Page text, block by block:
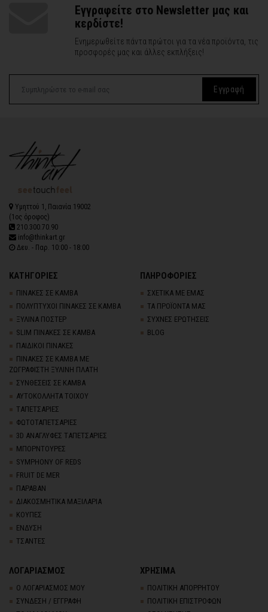
Εγγραφείτε στο Newsletter μας και
κερδίστε!
Ενημερωθείτε πάντα πρώτοι για τα νέα προϊόντα, τις
προσφορές μας και άλλες εκπλήξεις!
Εγγραφή
Υμηττού 1, Παιανία 19002
(1ος όροφος)
210.300.70.90
info@thinkart.gr
Δευ. - Παρ. 10:00 - 18:00
ΚΑΤΗΓΟΡΙΕΣ
ΠΙΝΑΚΕΣ ΣΕ ΚΑΜΒΑ
ΠΟΛΥΠΤΥΧΟΙ ΠΙΝΑΚΕΣ ΣΕ ΚΑΜΒΑ
ΞΥΛΙΝΑ ΠΟΣΤΕΡ
SLIM ΠΙΝΑΚΕΣ ΣΕ ΚΑΜΒΑ
ΠΑΙΔΙΚΟΙ ΠΙΝΑΚΕΣ
ΠΙΝΑΚΕΣ ΣΕ ΚΑΜΒΑ ΜΕ
ΖΩΓΡΑΦΙΣΤΗ ΞΥΛΙΝΗ ΠΛΑΤΗ
ΣΥΝΘΕΣΕΙΣ ΣΕ ΚΑΜΒΑ
ΑΥΤΟΚΟΛΛΗΤΑ ΤΟΙΧΟΥ
TΑΠΕΤΣΑΡΙΕΣ
ΦΩΤΟΤΑΠΕΤΣΑΡΙΕΣ
3D AΝΑΓΛΥΦΕΣ TΑΠΕΤΣΑΡΙΕΣ
ΜΠΟΡΝΤΟΥΡΕΣ
SYMPHONY OF REDS
FRUIT DE MER
ΠΑΡΑΒΑΝ
ΔΙΑΚΟΣΜΗΤΙΚΑ ΜΑΞΙΛΑΡΙΑ
ΚΟΥΠΕΣ
ΕΝΔΥΣΗ
ΤΣΑΝΤΕΣ
ΠΛΗΡΟΦΟΡΙΕΣ
ΣΧΕΤΙΚΑ ΜΕ ΕΜΑΣ
ΤΑ ΠΡΟΪΟΝΤΑ ΜΑΣ
ΣΥΧΝΕΣ ΕΡΩΤΗΣΕΙΣ
BLOG
ΛΟΓΑΡΙΑΣΜΟΣ
Ο ΛΟΓΑΡΙΑΣΜΟΣ ΜΟΥ
ΣΥΝΔΕΣΗ / ΕΓΓΡΑΦΗ
ΧΡΗΣΙΜΑ
ΠΟΛΙΤΙΚΗ ΑΠΟΡΡΗΤΟΥ
ΠΟΛΙΤΙΚΗ ΕΠΙΣΤΡΟΦΩΝ